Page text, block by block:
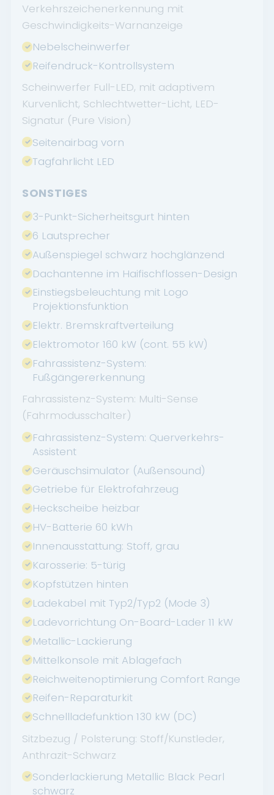
Verkehrszeichenerkennung mit
Geschwindigkeits-Warnanzeige
Nebelscheinwerfer
Reifendruck-Kontrollsystem
Scheinwerfer Full-LED, mit adaptivem
Kurvenlicht, Schlechtwetter-Licht, LED-
Signatur (Pure Vision)
Seitenairbag vorn
Tagfahrlicht LED
SONSTIGES
3-Punkt-Sicherheitsgurt hinten
6 Lautsprecher
Außenspiegel schwarz hochglänzend
Dachantenne im Haifischflossen-Design
Einstiegsbeleuchtung mit Logo
Projektionsfunktion
Elektr. Bremskraftverteilung
Elektromotor 160 kW (cont. 55 kW)
Fahrassistenz-System:
Fußgängererkennung
Fahrassistenz-System: Multi-Sense
(Fahrmodusschalter)
Fahrassistenz-System: Querverkehrs-
Assistent
Geräuschsimulator (Außensound)
Getriebe für Elektrofahrzeug
Heckscheibe heizbar
HV-Batterie 60 kWh
Innenausstattung: Stoff, grau
Karosserie: 5-türig
Kopfstützen hinten
Ladekabel mit Typ2/Typ2 (Mode 3)
Ladevorrichtung On-Board-Lader 11 kW
Metallic-Lackierung
Mittelkonsole mit Ablagefach
Reichweitenoptimierung Comfort Range
Reifen-Reparaturkit
Schnellladefunktion 130 kW (DC)
Sitzbezug / Polsterung: Stoff/Kunstleder,
Anthrazit-Schwarz
Sonderlackierung Metallic Black Pearl
schwarz